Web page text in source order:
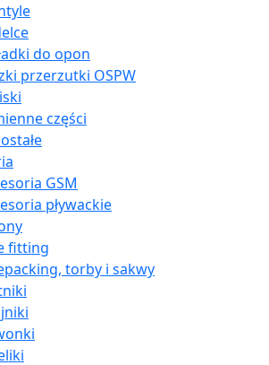
do opon
przerzutki OSPW
części
GSM
pływackie
fitting
torby i sakwy